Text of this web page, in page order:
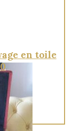
en toile